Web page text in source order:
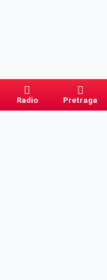
Radio Pretraga